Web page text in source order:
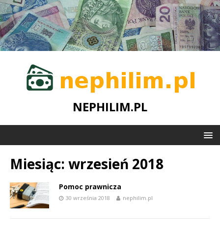
NEPHILIM.PL
Miesiąc: wrzesień 2018
Pomoc prawnicza
30 września 2018 nephilim.pl